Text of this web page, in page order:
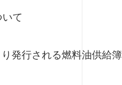
て
発行される燃料油供給簿